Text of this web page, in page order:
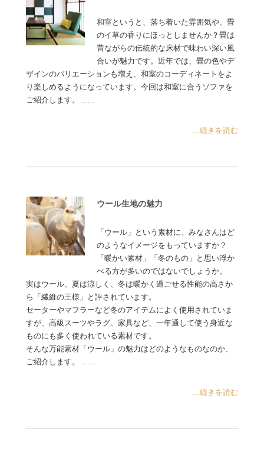
和室というと、落ち着いた雰囲気や、畳
のイ草の香りにほっとしませんか？畳は
昔ながらの伝統的な床材で味わい深い風
合いが魅力です。近年では、畳の色やデ
ザインのバリエーションも増え、和室のコーディネートをよ
り楽しめるようになっています。今回は和室に合うソファを
ご紹介します。……
...続きを読む
ウール生地の魅力
「ウール」という素材に、みなさんはど
のようなイメージをもっていますか？
「暖かい素材」「冬のもの」と思い浮か
べる方が多いのではないでしょうか。
実はウール、夏は涼しく、冬は暖かく過ごせる性能の高さか
ら「繊維の王様」と評されています。
セーターやマフラーなど冬のアイテムによく使用されていま
すが、高級スーツやラグ、家具など、一年通して使う身近な
ものにも多く使われている素材です。
そんな万能素材「ウール」の魅力はどのようなものなのか、
ご紹介します。 ……
...続きを読む